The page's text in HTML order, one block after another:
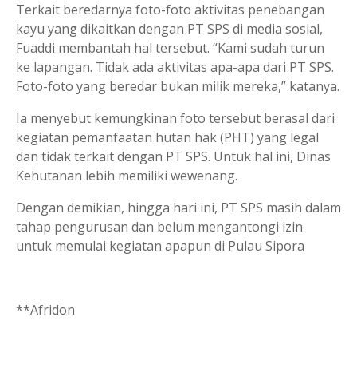
Terkait beredarnya foto-foto aktivitas penebangan
kayu yang dikaitkan dengan PT SPS di media sosial,
Fuaddi membantah hal tersebut. “Kami sudah turun
ke lapangan. Tidak ada aktivitas apa-apa dari PT SPS.
Foto-foto yang beredar bukan milik mereka,” katanya.
Ia menyebut kemungkinan foto tersebut berasal dari
kegiatan pemanfaatan hutan hak (PHT) yang legal
dan tidak terkait dengan PT SPS. Untuk hal ini, Dinas
Kehutanan lebih memiliki wewenang.
Dengan demikian, hingga hari ini, PT SPS masih dalam
tahap pengurusan dan belum mengantongi izin
untuk memulai kegiatan apapun di Pulau Sipora
**Afridon